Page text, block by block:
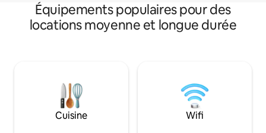
Équipements populaires pour des
locations moyenne et longue durée
Cuisine Wifi